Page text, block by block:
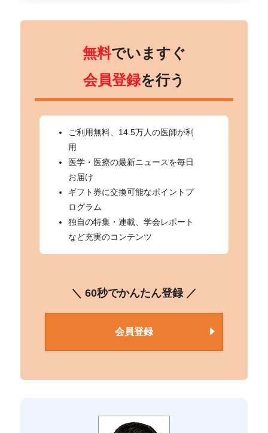
無料でいますぐ
会員登録を行う
ご利用無料、14.5万人の医師が利
用
医学・医療の最新ニュースを毎日
お届け
ギフト券に交換可能なポイントプ
ログラム
独自の特集・連載、学会レポート
など充実のコンテンツ
＼ 60秒でかんたん登録 ／
会員登録